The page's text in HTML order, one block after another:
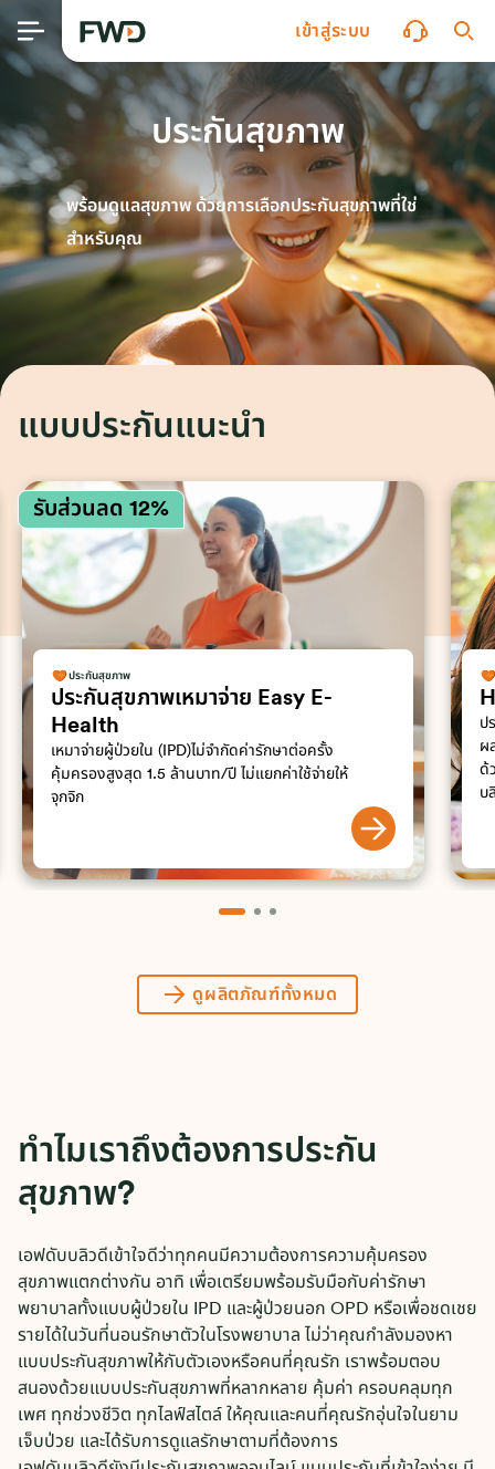
เข้าสู่ระบบ
ประกันสุขภาพ
พร้อมดูแลสุขภาพ ด้วยการเลือกประกันสุขภาพที่ใช่
สำหรับคุณ
แบบประกันแนะนำ
ประกันสุขภาพ
ประกันสุขภาพเหมาจ่าย Easy E-
Health
เหมาจ่ายผู้ป่วยใน (IPD)ไม่จำกัดค่ารักษาต่อครั้ง
คุ้มครองสูงสุด 1.5 ล้านบาท/ปี ไม่แยกค่าใช้จ่ายให้
จุกจิก
รับส่วนลด 12%
ป
ผ
ด้
บ
ดูผลิตภัณฑ์ทั้งหมด
ทำไมเราถึงต้องการประกัน
สุขภาพ?
เอฟดับบลิวดีเข้าใจดีว่าทุกคนมีความต้องการความคุ้มครอง
สุขภาพแตกต่างกัน อาทิ เพื่อเตรียมพร้อมรับมือกับค่ารักษา
พยาบาลทั้งแบบผู้ป่วยใน IPD และผู้ป่วยนอก OPD หรือเพื่อชดเชย
รายได้ในวันที่นอนรักษาตัวในโรงพยาบาล ไม่ว่าคุณกำลังมองหา
แบบประกันสุขภาพให้กับตัวเองหรือคนที่คุณรัก เราพร้อมตอบ
สนองด้วยแบบประกันสุขภาพที่หลากหลาย คุ้มค่า ครอบคลุมทุก
เพศ ทุกช่วงชีวิต ทุกไลฟ์สไตล์ ให้คุณและคนที่คุณรักอุ่นใจในยาม
เจ็บป่วย และได้รับการดูแลรักษาตามที่ต้องการ